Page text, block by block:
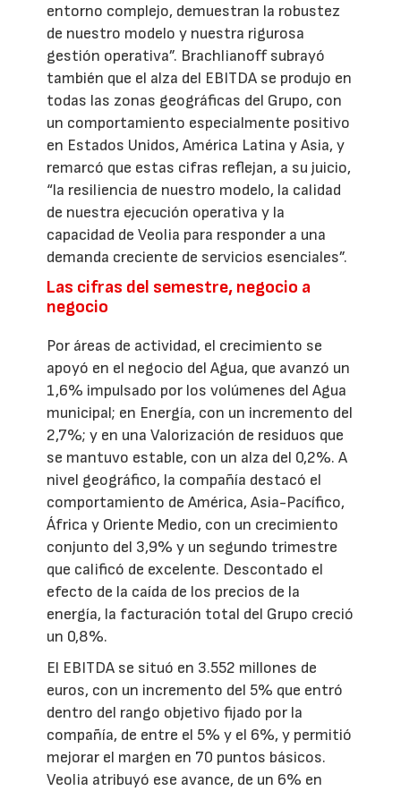
entorno complejo, demuestran la robustez
de nuestro modelo y nuestra rigurosa
gestión operativa”. Brachlianoff subrayó
también que el alza del EBITDA se produjo en
todas las zonas geográficas del Grupo, con
un comportamiento especialmente positivo
en Estados Unidos, América Latina y Asia, y
remarcó que estas cifras reflejan, a su juicio,
“la resiliencia de nuestro modelo, la calidad
de nuestra ejecución operativa y la
capacidad de Veolia para responder a una
demanda creciente de servicios esenciales”.
Las cifras del semestre, negocio a
negocio
Por áreas de actividad, el crecimiento se
apoyó en el negocio del Agua, que avanzó un
1,6% impulsado por los volúmenes del Agua
municipal; en Energía, con un incremento del
2,7%; y en una Valorización de residuos que
se mantuvo estable, con un alza del 0,2%. A
nivel geográfico, la compañía destacó el
comportamiento de América, Asia-Pacífico,
África y Oriente Medio, con un crecimiento
conjunto del 3,9% y un segundo trimestre
que calificó de excelente. Descontado el
efecto de la caída de los precios de la
energía, la facturación total del Grupo creció
un 0,8%.
El EBITDA se situó en 3.552 millones de
euros, con un incremento del 5% que entró
dentro del rango objetivo fijado por la
compañía, de entre el 5% y el 6%, y permitió
mejorar el margen en 70 puntos básicos.
Veolia atribuyó ese avance, de un 6% en